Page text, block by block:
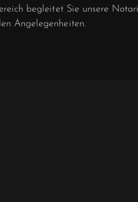
begleitet Sie unsere
Angelegen­heiten.